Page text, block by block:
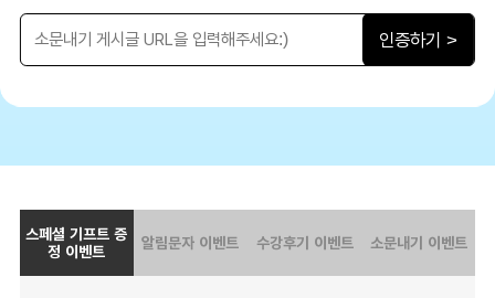
인증하기 >
스페셜 기프트 증
정 이벤트
알림문자 이벤트 수강후기 이벤트 소문내기 이벤트